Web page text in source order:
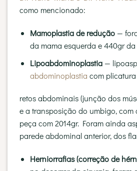
como mencionado:
Mamoplastia de redução —
da mama esquerda e 440gr
Lipoabdominoplastia —
abdominoplastia com
retos abdominais (junção dos
e a transposição do umbigo, com
peça com 2014gr. Foram ainda
parede abdominal anterior, dos
Herniorrafias (correção de